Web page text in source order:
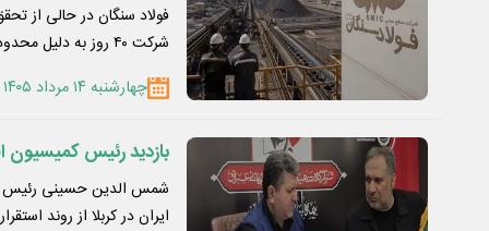
شرکت ۴۰ روز به دلیل محدودیت…
چهارشنبه ۱۴ مرداد ۱۴۰۵
بازدید رئیس کمیسیون
شمس الدین حسینی رئیس
ایران در کربلا از روند